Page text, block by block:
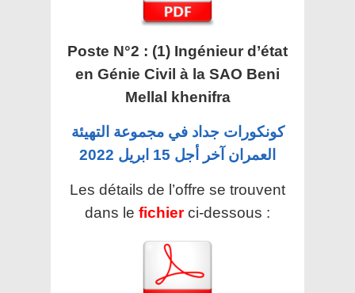
Poste N°2 : (1) Ingénieur d’état
en Génie Civil à la SAO Beni
Mellal khenifra
كونكورات جداد في مجموعة التهيئة
العمران آخر أجل 15 ابريل 2022
Les détails de l’offre se trouvent
dans le fichier ci-dessous :